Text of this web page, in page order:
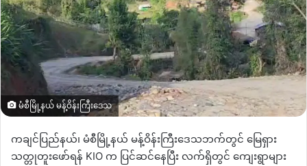
မံစီမြို့နယ် မန့်ဝိန်းကြီးဒေသ
ကချင်ပြည်နယ်၊ မံစီမြို့နယ် မန့်ဝိန်းကြီးဒေသဘက်တွင် မြေရှား
သတ္တုတူးဖော်ရန် KIO က ပြင်ဆင်နေပြီး လက်ရှိတွင် ကျေးရွာများ